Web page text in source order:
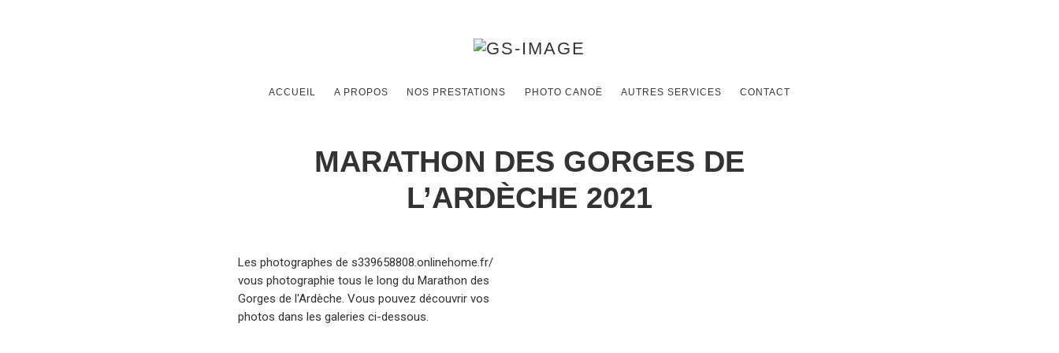
ACCUEIL A PROPOS NOS PRESTATIONS PHOTO CANOË AUTRES SERVICES CONTACT
MARATHON DES GORGES DE
L’ARDÈCHE 2021
Les photographes de s339658808.onlinehome.fr/
vous photographie tous le long du Marathon des
Gorges de l'Ardèche. Vous pouvez découvrir vos
photos dans les galeries ci-dessous.